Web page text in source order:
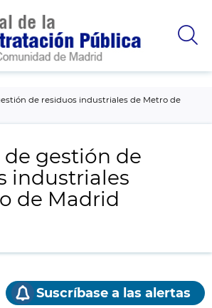
de residuos industriales de Metro de
de gestión de
industriales
de Madrid
Suscríbase a las alertas